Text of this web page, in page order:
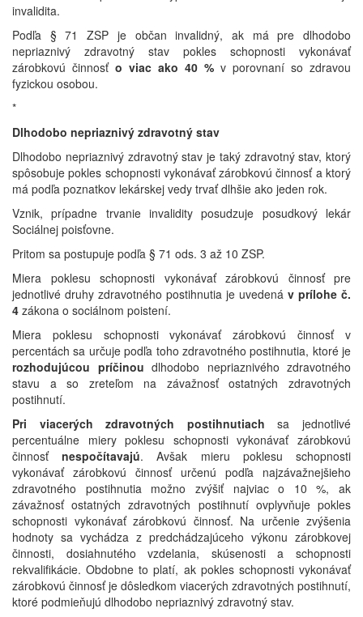
invalidita.
Podľa § 71 ZSP je občan invalidný, ak má pre dlhodobo
nepriaznivý zdravotný stav pokles schopnosti vykonávať
zárobkovú činnosť o viac ako 40 % v porovnaní so zdravou
fyzickou osobou.
*
Dlhodobo nepriaznivý zdravotný stav
Dlhodobo nepriaznivý zdravotný stav je taký zdravotný stav, ktorý
spôsobuje pokles schopnosti vykonávať zárobkovú činnosť a ktorý
má podľa poznatkov lekárskej vedy trvať dlhšie ako jeden rok.
Vznik, prípadne trvanie invalidity posudzuje posudkový lekár
Sociálnej poisťovne.
Pritom sa postupuje podľa § 71 ods. 3 až 10 ZSP.
Miera poklesu schopnosti vykonávať zárobkovú činnosť pre
jednotlivé druhy zdravotného postihnutia je uvedená v prílohe č.
4 zákona o sociálnom poistení.
Miera poklesu schopnosti vykonávať zárobkovú činnosť v
percentách sa určuje podľa toho zdravotného postihnutia, ktoré je
rozhodujúcou príčinou dlhodobo nepriaznivého zdravotného
stavu a so zreteľom na závažnosť ostatných zdravotných
postihnutí.
Pri viacerých zdravotných postihnutiach sa jednotlivé
percentuálne miery poklesu schopnosti vykonávať zárobkovú
činnosťnespočítavajú. Avšak mieru poklesu schopnosti
vykonávať zárobkovú činnosť určenú podľa najzávažnejšieho
zdravotného postihnutia možno zvýšiť najviac o 10 %, ak
závažnosť ostatných zdravotných postihnutí ovplyvňuje pokles
schopnosti vykonávať zárobkovú činnosť. Na určenie zvýšenia
hodnoty sa vychádza z predchádzajúceho výkonu zárobkovej
činnosti, dosiahnutého vzdelania, skúsenosti a schopnosti
rekvalifikácie. Obdobne to platí, ak pokles schopnosti vykonávať
zárobkovú činnosť je dôsledkom viacerých zdravotných postihnutí,
ktoré podmieňujú dlhodobo nepriaznivý zdravotný stav.